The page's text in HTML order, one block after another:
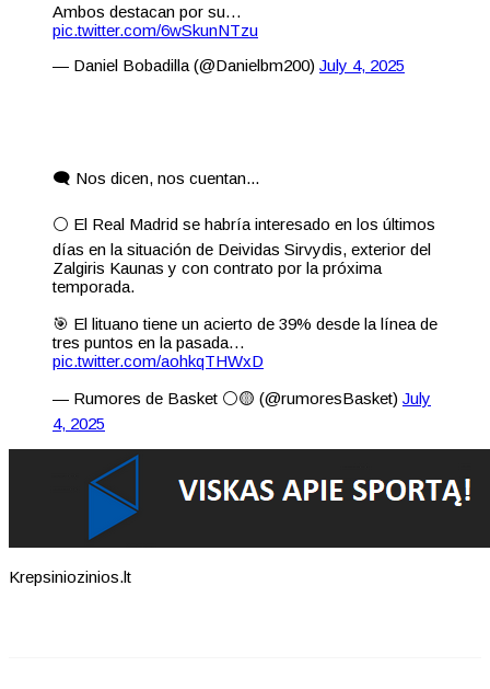
Ambos destacan por su…
pic.twitter.com/6wSkunNTzu
— Daniel Bobadilla (@Danielbm200) July 4, 2025
🗨️ Nos dicen, nos cuentan...
⚪️ El Real Madrid se habría interesado en los últimos
días en la situación de Deividas Sirvydis, exterior del
Zalgiris Kaunas y con contrato por la próxima
temporada.
🎯 El lituano tiene un acierto de 39% desde la línea de
tres puntos en la pasada…
pic.twitter.com/aohkqTHWxD
— Rumores de Basket ⚪🟡 (@rumoresBasket) July
4, 2025
Krepsiniozinios.lt